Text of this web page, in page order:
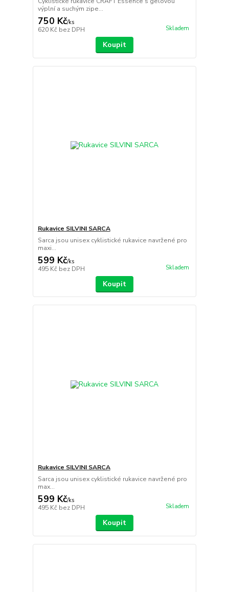
výplní a suchým zipe...
750 Kč/ks
620 Kč bez DPH Skladem
Koupit
Rukavice SILVINI SARCA
Sarca jsou unisex cyklistické rukavice navržené pro
maxi...
599 Kč/ks
495 Kč bez DPH Skladem
Koupit
Rukavice SILVINI SARCA
Sarca jsou unisex cyklistické rukavice navržené pro
max...
599 Kč/ks
495 Kč bez DPH Skladem
Koupit